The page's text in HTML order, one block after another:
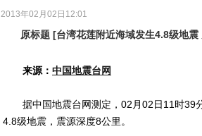
2013年02月02日12:01
原标题 [台湾花莲附近海域发生4.8级地震
来源： 中国地震台网
据中国地震台网测定，02月02日11时39
4.8级地震，震源深度8公里。